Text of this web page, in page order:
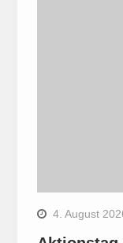
4. August